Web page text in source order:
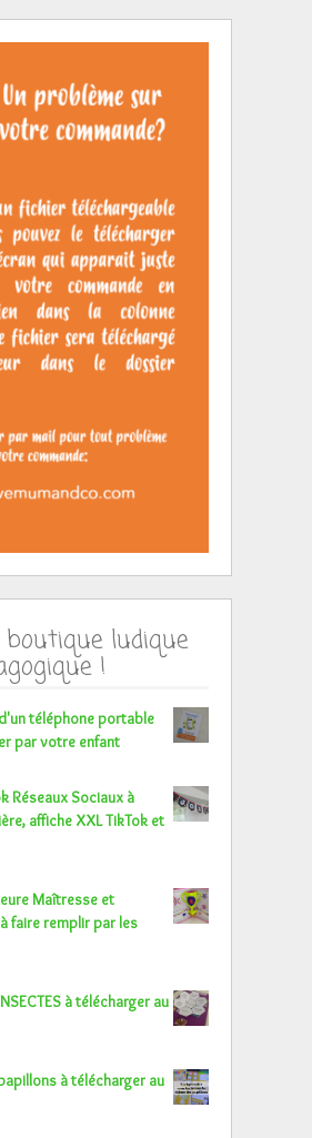
ludique
!
téléphone portable
par votre enfant
Réseaux Sociaux à
affiche XXL TikTok et
Maîtresse et
faire remplir par les
à télécharger au
à télécharger au